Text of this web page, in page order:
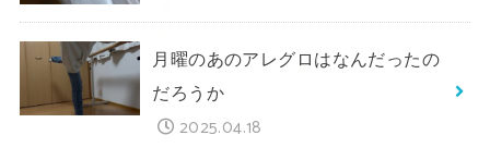
月曜のあのアレグロはなんだったの
だろうか
2025.04.18